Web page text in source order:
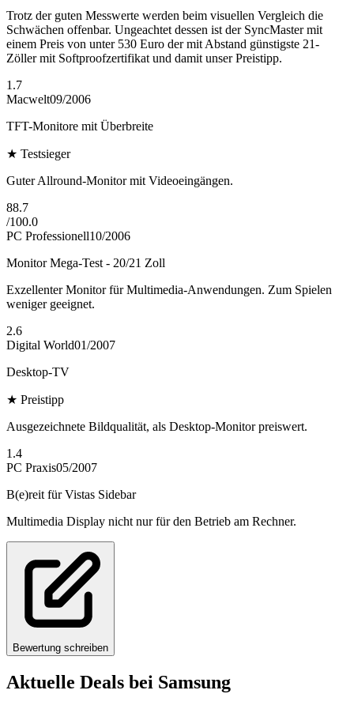
Trotz der guten Messwerte werden beim visuellen Vergleich die
Schwächen offenbar. Ungeachtet dessen ist der SyncMaster mit
einem Preis von unter 530 Euro der mit Abstand günstigste 21-
Zöller mit Softproofzertifikat und damit unser Preistipp.
1.7
Macwelt09/2006
TFT-Monitore mit Überbreite
★ Testsieger
Guter Allround-Monitor mit Videoeingängen.
88.7
/100.0
PC Professionell10/2006
Monitor Mega-Test - 20/21 Zoll
Exzellenter Monitor für Multimedia-Anwendungen. Zum Spielen
weniger geeignet.
2.6
Digital World01/2007
Desktop-TV
★ Preistipp
Ausgezeichnete Bildqualität, als Desktop-Monitor preiswert.
1.4
PC Praxis05/2007
B(e)reit für Vistas Sidebar
Multimedia Display nicht nur für den Betrieb am Rechner.
Bewertung schreiben
Aktuelle Deals bei Samsung